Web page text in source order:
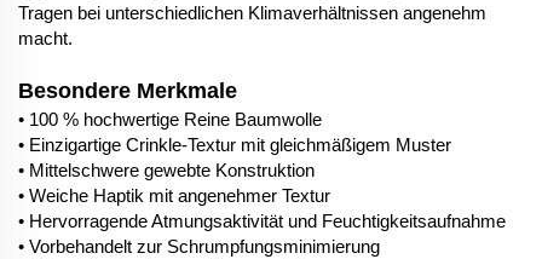
Tragen bei unterschiedlichen Klimaverhältnissen angenehm
macht.
Besondere Merkmale
• 100 % hochwertige Reine Baumwolle
• Einzigartige Crinkle-Textur mit gleichmäßigem Muster
• Mittelschwere gewebte Konstruktion
• Weiche Haptik mit angenehmer Textur
• Hervorragende Atmungsaktivität und Feuchtigkeitsaufnahme
• Vorbehandelt zur Schrumpfungsminimierung